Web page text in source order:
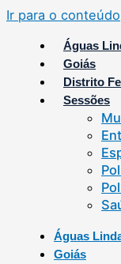
Ir para o conteúdo
Águas
Goiás
Distrito
Sessões
Águas
Goiás